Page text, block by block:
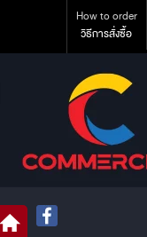
How to order
วิธีการสั่งซื้อ